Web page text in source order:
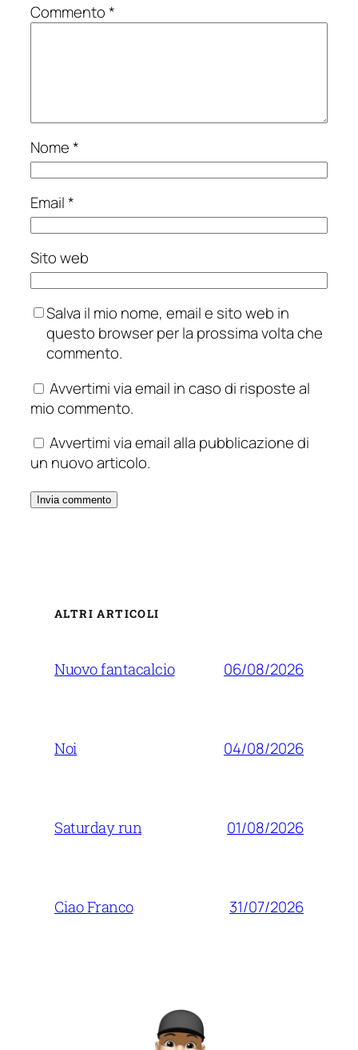
Commento*
Nome*
Email*
Sito web
Salva il mio nome, email e sito web in
questo browser per la prossima volta che
commento.
Avvertimi via email in caso di risposte al
mio commento.
Avvertimi via email alla pubblicazione di
un nuovo articolo.
ALTRI ARTICOLI
Nuovo fantacalcio 06/08/2026
Noi 04/08/2026
Saturday run 01/08/2026
Ciao Franco 31/07/2026